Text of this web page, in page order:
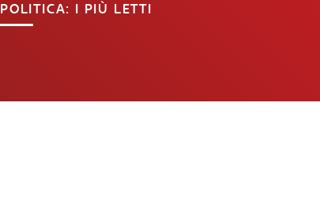
POLITICA: I PIÙ LETTI